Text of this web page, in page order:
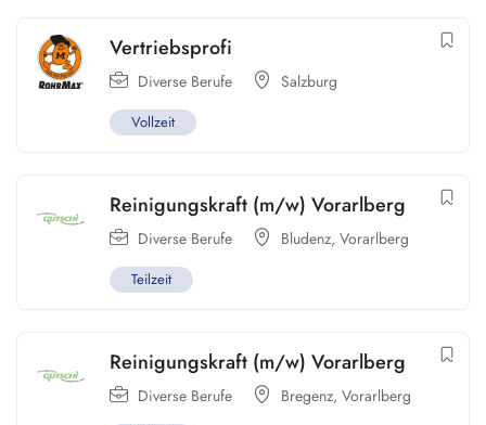
Vertriebsprofi
Diverse Berufe Salzburg
Vollzeit
Reinigungskraft (m/w) Vorarlberg
Diverse Berufe Bludenz, Vorarlberg
Teilzeit
Reinigungskraft (m/w) Vorarlberg
Diverse Berufe Bregenz, Vorarlberg